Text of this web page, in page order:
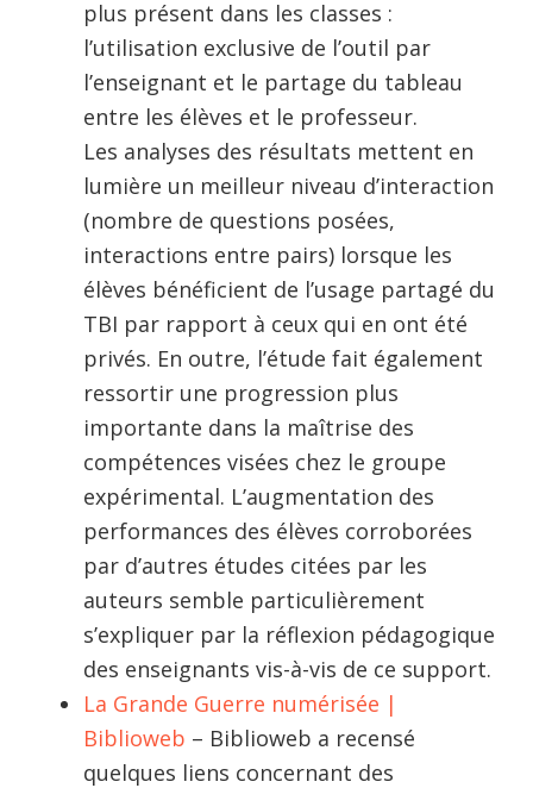
plus présent dans les classes :
l’utilisation exclusive de l’outil par
l’enseignant et le partage du tableau
entre les élèves et le professeur.
Les analyses des résultats mettent en
lumière un meilleur niveau d’interaction
(nombre de questions posées,
interactions entre pairs) lorsque les
élèves bénéficient de l’usage partagé du
TBI par rapport à ceux qui en ont été
privés. En outre, l’étude fait également
ressortir une progression plus
importante dans la maîtrise des
compétences visées chez le groupe
expérimental. L’augmentation des
performances des élèves corroborées
par d’autres études citées par les
auteurs semble particulièrement
s’expliquer par la réflexion pédagogique
des enseignants vis-à-vis de ce support.
La Grande Guerre numérisée |
Biblioweb – Biblioweb a recensé
quelques liens concernant des